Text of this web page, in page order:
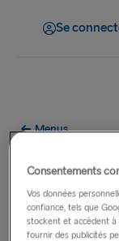
Se
Menus
Menu à
Consentements
Vos données
confiance, tels que
stockent et accèdent
fournir des publicités